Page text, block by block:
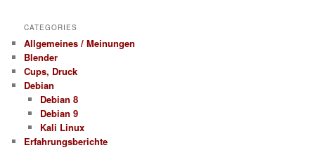
CATEGORIES
Allgemeines / Meinungen
Blender
Cups, Druck
Debian
Debian 8
Debian 9
Kali Linux
Erfahrungsberichte